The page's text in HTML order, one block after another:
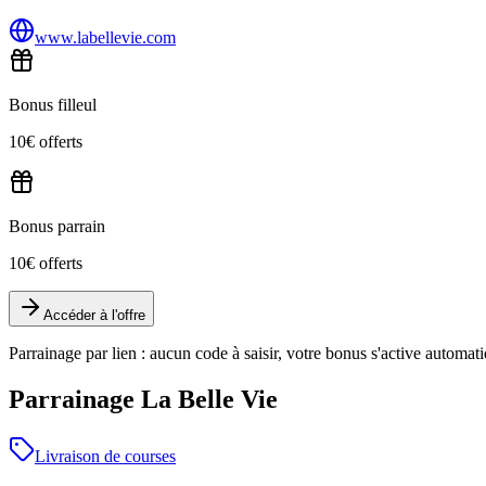
www.labellevie.com
Bonus filleul
10€ offerts
Bonus parrain
10€ offerts
Accéder à l'offre
Parrainage par lien : aucun code à saisir, votre bonus s'active
Parrainage La Belle Vie
Livraison de courses